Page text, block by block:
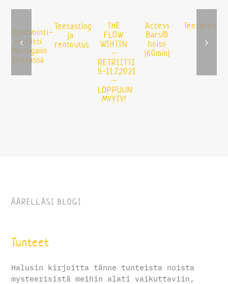
Hyvinvointi-
retriitti
Portugalin
Sintrassa
Teetasting
ja
rentoutus
THE
FLOW
WIHTIN
–
RETRIITTI
9.-11.7.2021
–
LOPPUUN
MYYTY!
Access
Bars®
hoito
(60min)
Teetasting
ÄÄRELLÄSI BLOGI
Tunteet
Halusin kirjoitta tänne tunteista noista
mysteerisistä meihin alati vaikuttaviin,